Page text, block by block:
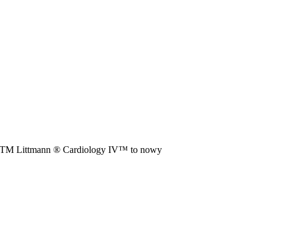
TM Littmann ® Cardiology IV™ to nowy